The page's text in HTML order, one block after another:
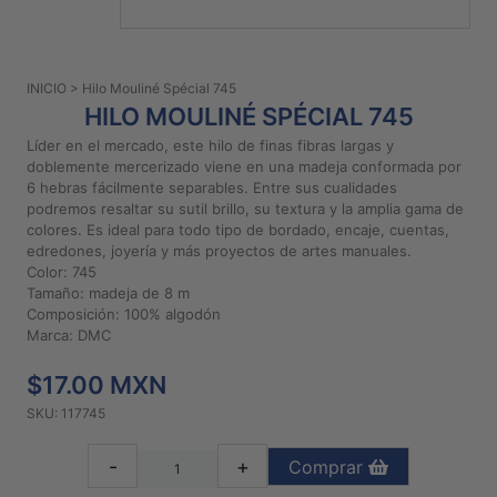
Preguntas
Aviso De
Privacidad
Políticas
Compra
Diseños
INICIO > Hilo Mouliné Spécial 745
HILO MOULINÉ SPÉCIAL 745
Líder en el mercado, este hilo de finas fibras largas y
doblemente mercerizado viene en una madeja conformada por
6 hebras fácilmente separables. Entre sus cualidades
podremos resaltar su sutil brillo, su textura y la amplia gama de
colores. Es ideal para todo tipo de bordado, encaje, cuentas,
edredones, joyería y más proyectos de artes manuales.
Color: 745
Tamaño: madeja de 8 m
Composición: 100% algodón
Marca: DMC
$17.00 MXN
SKU: 117745
- + Comprar